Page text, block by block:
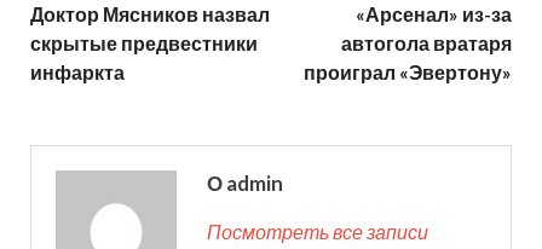
Доктор Мясников назвал
скрытые предвестники
инфаркта
«Арсенал» из-за
автогола вратаря
проиграл «Эвертону»
О admin
Посмотреть все записи